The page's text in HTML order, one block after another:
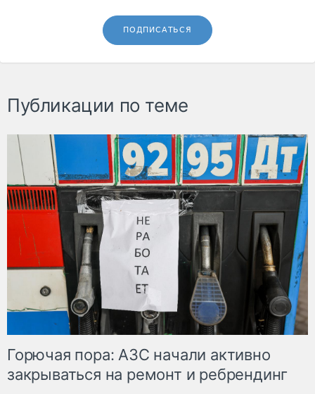
ПОДПИСАТЬСЯ
Публикации по теме
Горючая пора: АЗС начали активно
закрываться на ремонт и ребрендинг